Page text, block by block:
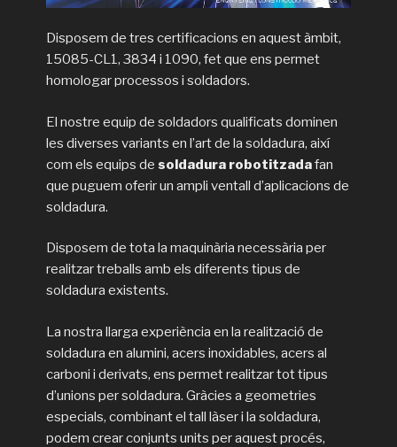
Disposem de tres certificacions en aquest àmbit,
15085-CL1, 3834 i 1090, fet que ens permet
homologar processos i soldadors.
El nostre equip de soldadors qualificats dominen
les diverses variants en l’art de la soldadura, així
com els equips desoldadura robotitzadafan
que puguem oferir un ampli ventall d’aplicacions de
soldadura.
Disposem de tota la maquinària necessària per
realitzar treballs amb els diferents tipus de
soldadura existents.
La nostra llarga experiència en la realització de
soldadura en alumini, acers inoxidables, acers al
carboni i derivats, ens permet realitzar tot tipus
d’unions per soldadura. Gràcies a geometries
especials, combinant el tall làser i la soldadura,
podem crear conjunts units per aquest procés,